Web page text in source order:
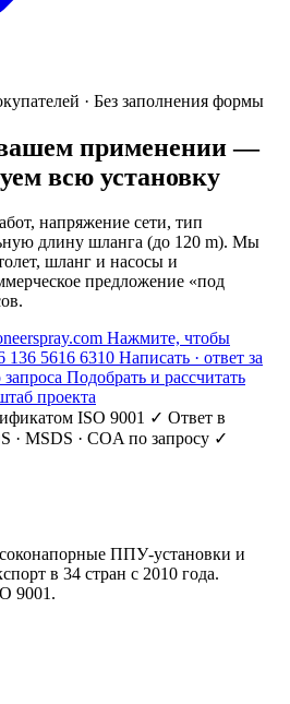
· Без заполнения формы
применении —
всю установку
напряжение сети, тип
длину шланга (до 120 m). Мы
шланг и насосы и
предложение «под
Нажмите, чтобы
136 5616 6310 Написать · ответ за
Подобрать и рассчитать
проекта
ISO 9001 ✓ Ответ в
· MSDS · COA по запросу ✓
ППУ-установки и
в 34 стран с 2010 года.
9001.